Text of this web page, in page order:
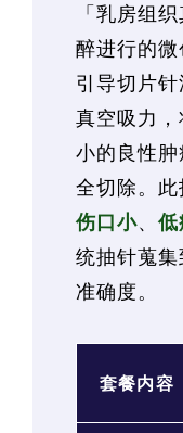
「乳房组
醉进行的
引导切片
真空吸力
小的良性
全切除。
伤口小、低
统抽针蒐
准确度。
套餐内容